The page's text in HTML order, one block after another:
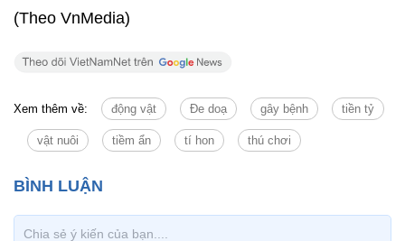
(Theo VnMedia)
Xem thêm về: động vật Đe doạ gây bệnh tiền tỷ
vật nuôi tiềm ẩn tí hon thú chơi